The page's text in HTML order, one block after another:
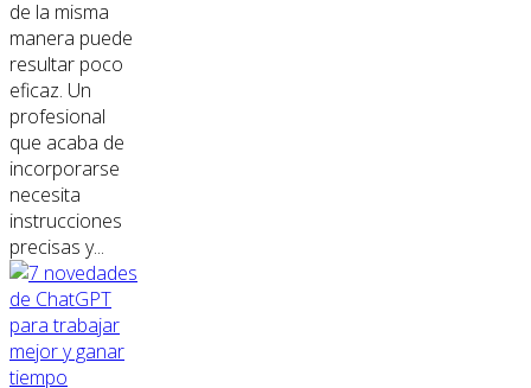
de la misma
manera puede
resultar poco
eficaz. Un
profesional
que acaba de
incorporarse
necesita
instrucciones
precisas y...